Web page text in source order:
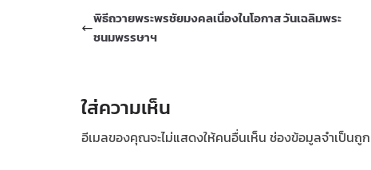
พิธีถวายพระพรชัยมงคลเนื่องในโอกาส วันเฉลิมพระ
ชนมพรรษาฯ
ใส่ความเห็น
อีเมลของคุณจะไม่แสดงให้คนอื่นเห็น ช่องข้อมูลจำเป็นถู